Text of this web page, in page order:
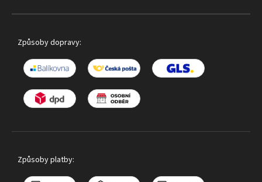
Způsoby dopravy:
Způsoby platby: